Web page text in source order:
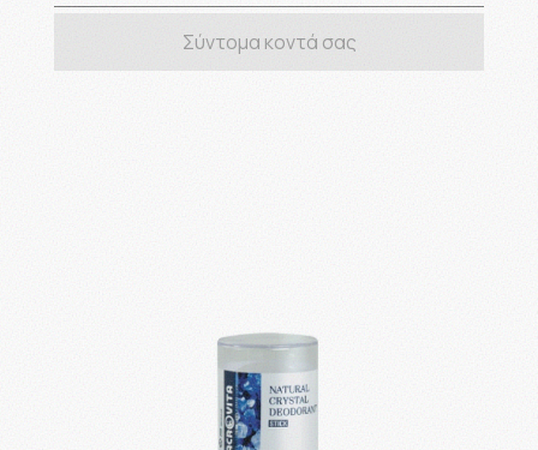
Σύντομα κοντά σας